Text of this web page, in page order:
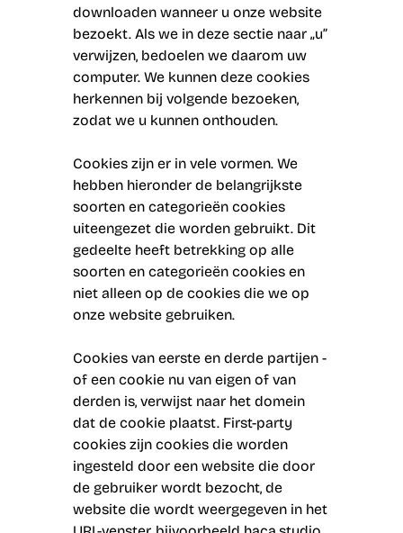
downloaden wanneer u onze website
bezoekt. Als we in deze sectie naar „u”
verwijzen, bedoelen we daarom uw
computer. We kunnen deze cookies
herkennen bij volgende bezoeken,
zodat we u kunnen onthouden.
Cookies zijn er in vele vormen. We
hebben hieronder de belangrijkste
soorten en categorieën cookies
uiteengezet die worden gebruikt. Dit
gedeelte heeft betrekking op alle
soorten en categorieën cookies en
niet alleen op de cookies die we op
onze website gebruiken.
Cookies van eerste en derde partijen -
of een cookie nu van eigen of van
derden is, verwijst naar het domein
dat de cookie plaatst. First-party
cookies zijn cookies die worden
ingesteld door een website die door
de gebruiker wordt bezocht, de
website die wordt weergegeven in het